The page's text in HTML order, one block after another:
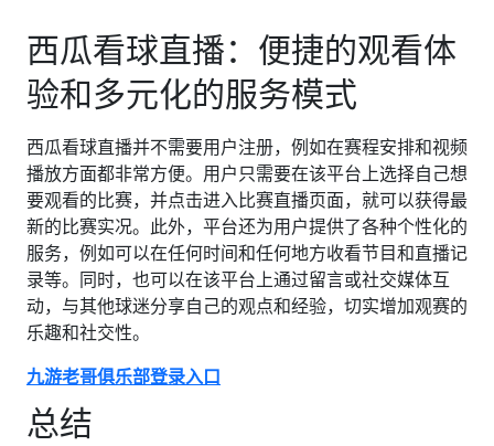
西瓜看球直播：便捷的观看体
验和多元化的服务模式
西瓜看球直播并不需要用户注册，例如在赛程安排和视频
播放方面都非常方便。用户只需要在该平台上选择自己想
要观看的比赛，并点击进入比赛直播页面，就可以获得最
新的比赛实况。此外，平台还为用户提供了各种个性化的
服务，例如可以在任何时间和任何地方收看节目和直播记
录等。同时，也可以在该平台上通过留言或社交媒体互
动，与其他球迷分享自己的观点和经验，切实增加观赛的
乐趣和社交性。
九游老哥俱乐部登录入口
总结